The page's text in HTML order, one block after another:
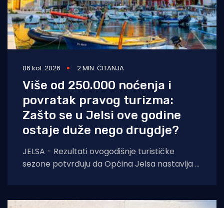
06 kol. 2026 2 MIN. ČITANJA
Više od 250.000 noćenja i
povratak pravog turizma:
Zašto se u Jelsi ove godine
ostaje duže nego drugdje?
JELSA - Rezultati ovogodišnje turističke
sezone potvrđuju da Općina Jelsa nastavlja u